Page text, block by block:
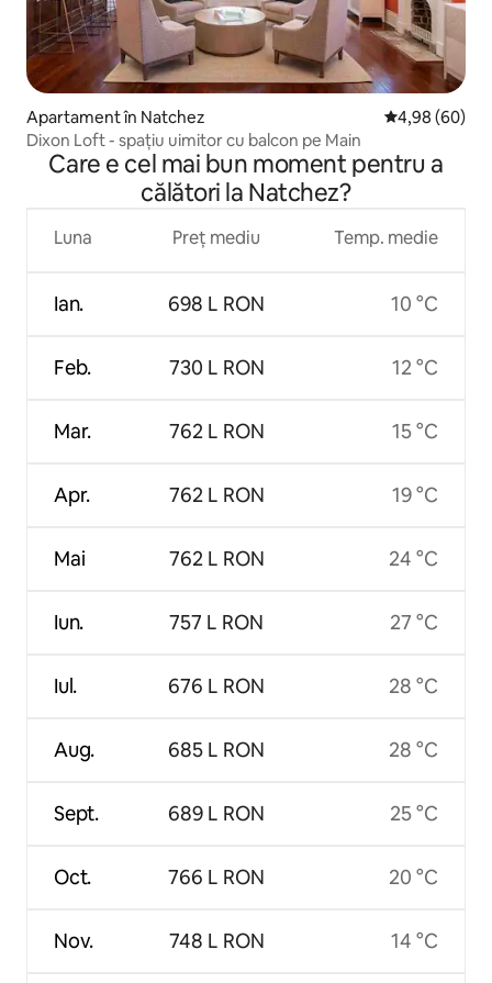
Apartament în Natchez Scor mediu
4,98 (60)
Dixon Loft - spațiu uimitor cu balcon pe Main
Care e cel mai bun moment pentru a
călători la Natchez?
Luna
Ian.
Feb.
Mar.
Apr.
Mai
Iun.
Iul.
Aug.
Sept.
Oct.
Nov.
Preț mediu
698 L RON
730 L RON
762 L RON
762 L RON
762 L RON
757 L RON
676 L RON
685 L RON
689 L RON
766 L RON
748 L RON
Temp. medie
10 °C
12 °C
15 °C
19 °C
24 °C
27 °C
28 °C
28 °C
25 °C
20 °C
14 °C